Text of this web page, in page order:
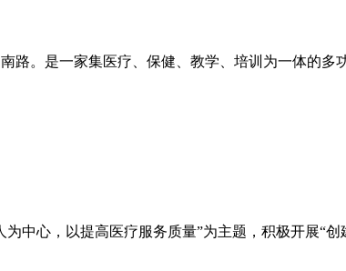
路。是一家集医疗、保健、教学、培训为一体的
为中心，以提高医疗服务质量”为主题，积极开展“